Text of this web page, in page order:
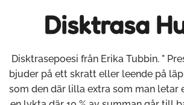
Disktrasa
Disktrasepoesi från Erika Tubbin. "
bjuder på ett skratt eller leende på
som den där lilla extra som man letar